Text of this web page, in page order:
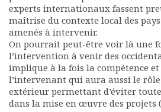
experts internationaux fassent
maîtrise du contexte local des
amenés à intervenir.
On pourrait peut-être voir là une
l’intervention à venir des
implique à la fois la compétence
l’intervenant qui aura aussi le
extérieur permettant d’éviter
dans la mise en œuvre des projets